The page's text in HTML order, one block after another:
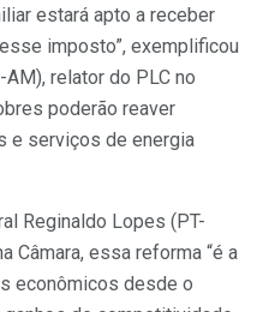
estará apto a receber
imposto”, exemplificou
relator do PLC no
poderão reaver
e serviços de energia
Reginaldo Lopes (PT-
Câmara, essa reforma “é a
econômicos desde o